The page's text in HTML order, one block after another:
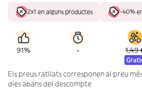
2x1 en alguns productes -40%
91% - 1,49
Els preus ratllats corresponen al preu
dies abans del descompte